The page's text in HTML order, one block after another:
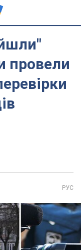
провели
РУС